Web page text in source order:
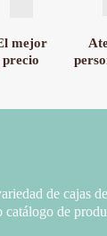
mejor
precio
de cajas
catálogo de